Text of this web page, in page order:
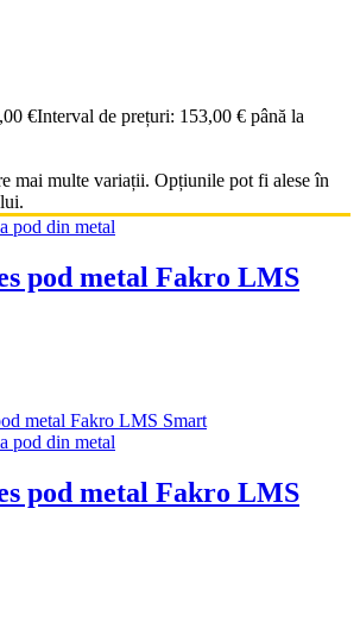
€Interval de prețuri: 153,00 € până la
mai multe variații. Opțiunile pot fi alese în
pod din metal
pod metal Fakro LMS
pod din metal
pod metal Fakro LMS